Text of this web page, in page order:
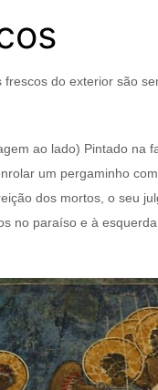
frescos do exterior são
ao lado) Pintado na
um pergaminho
dos mortos, o seu
no paraíso e à